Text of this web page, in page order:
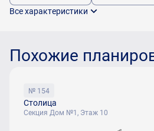
Все характеристики
Похожие
№ 154
Столица
Секция Дом №1, Этаж 10